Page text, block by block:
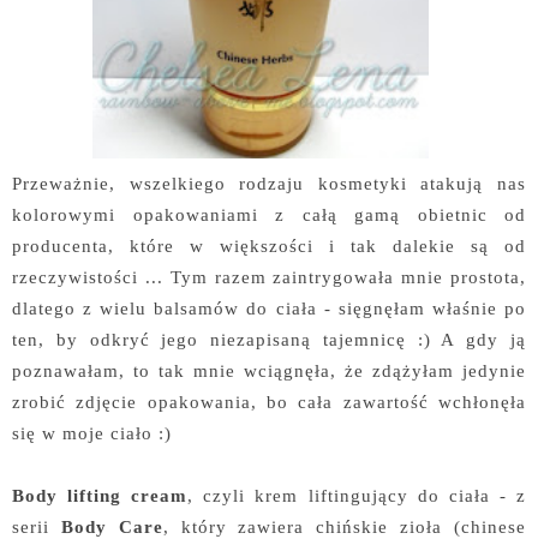
Przeważnie, wszelkiego rodzaju kosmetyki atakują nas
kolorowymi opakowaniami z całą gamą obietnic od
producenta, które w większości i tak dalekie są od
rzeczywistości ... Tym razem zaintrygowała mnie prostota,
dlatego z wielu balsamów do ciała - sięgnęłam właśnie po
ten, by odkryć jego niezapisaną tajemnicę :) A gdy ją
poznawałam, to tak mnie wciągnęła, że zdążyłam jedynie
zrobić zdjęcie opakowania, bo cała zawartość wchłonęła
się w moje ciało :)
Body lifting cream, czyli krem liftingujący do ciała - z
serii Body Care, który zawiera chińskie zioła (chinese